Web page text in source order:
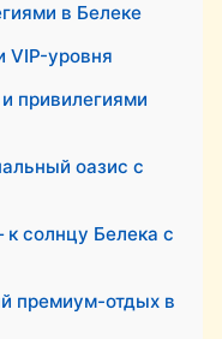
в Белеке
VIP-уровня
привилегиями
оазис с
солнцу Белека с
премиум-отдых в